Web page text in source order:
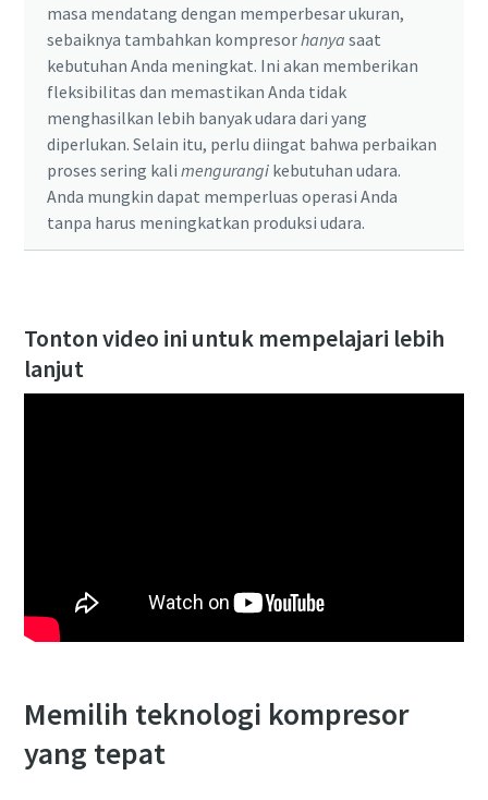
masa mendatang dengan memperbesar ukuran,
sebaiknya tambahkan kompresorhanya saat
kebutuhan Anda meningkat. Ini akan memberikan
fleksibilitas dan memastikan Anda tidak
menghasilkan lebih banyak udara dari yang
diperlukan. Selain itu, perlu diingat bahwa perbaikan
proses sering kalimengurangi kebutuhan udara.
Anda mungkin dapat memperluas operasi Anda
tanpa harus meningkatkan produksi udara.
Tonton video ini untuk mempelajari lebih
lanjut
Memilih teknologi kompresor
yang tepat